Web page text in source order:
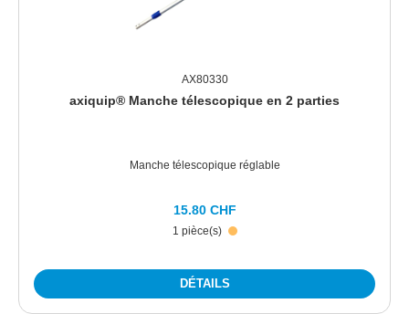
AX80330
axiquip® Manche télescopique en 2 parties
Manche télescopique réglable
1 pièce(s)
15.80 CHF
DÉTAILS